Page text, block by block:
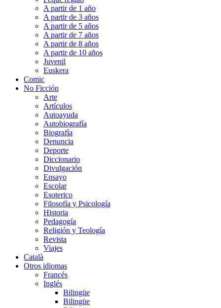
A partir de 1 año
A partir de 3 años
A partir de 5 años
A partir de 7 años
A partir de 8 años
A partir de 10 años
Juvenil
Euskera
Comic
No Ficción
Arte
Artículos
Autoayuda
Autobiografía
Biografía
Denuncia
Deporte
Diccionario
Divulgación
Ensayo
Escolar
Esoterico
Filosofía y Psicología
Historia
Pedagogía
Religión y Teología
Revista
Viajes
Català
Otros idiomas
Francés
Inglés
Bilingüe
Bilingüe